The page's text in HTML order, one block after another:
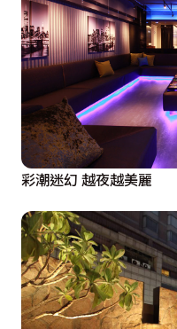
彩潮迷幻 越夜越美麗